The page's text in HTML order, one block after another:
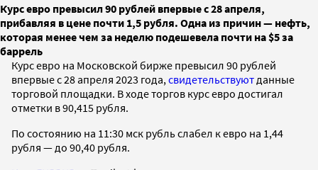
Курс евро превысил 90 рублей впервые с 28 апреля,
прибавляя в цене почти 1,5 рубля. Одна из причин — нефть,
которая менее чем за неделю подешевела почти на $5 за
баррель
Курс евро на Московской бирже превысил 90 рублей
впервые с 28 апреля 2023 года, свидетельствуют данные
торговой площадки. В ходе торгов курс евро достигал
отметки в 90,415 рубля.
По состоянию на 11:30 мск рубль слабел к евро на 1,44
рубля — до 90,40 рубля.